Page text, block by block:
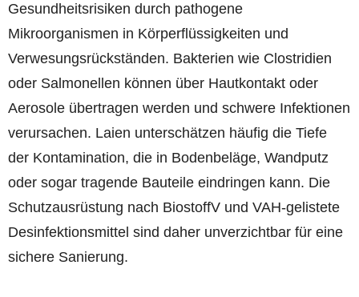
Gesundheitsrisiken durch pathogene
Mikroorganismen in Körperflüssigkeiten und
Verwesungsrückständen. Bakterien wie Clostridien
oder Salmonellen können über Hautkontakt oder
Aerosole übertragen werden und schwere Infektionen
verursachen. Laien unterschätzen häufig die Tiefe
der Kontamination, die in Bodenbeläge, Wandputz
oder sogar tragende Bauteile eindringen kann. Die
Schutzausrüstung nach BiostoffV und VAH-gelistete
Desinfektionsmittel sind daher unverzichtbar für eine
sichere Sanierung.